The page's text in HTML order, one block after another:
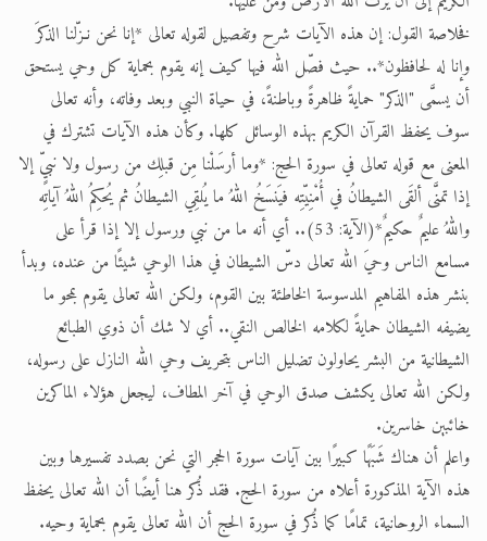
فخلاصة القول: إن هذه الآيات شرح وتفصيل لقوله تعالى *إنا نحن نـزّلنا الذكرَ
وإنا له لحافظون*.. حيث فصّل الله فيها كيف إنه يقوم بحماية كل وحي يستحق
أن يسمَّى "الذكر" حمايةً ظاهرةً وباطنةً، في حياة النبي وبعد وفاته، وأنه تعالى
سوف يحفظ القرآن الكريم بهذه الوسائل كلها. وكأن هذه الآيات تشترك في
المعنى مع قوله تعالى في سورة الحج: *وما أرسَلْنا مِن قبلِك من رسول ولا نبيٍّ إلا
إذا تمنَّى ألقَى الشيطانُ في أُمْنِيّتِه فيَنسَخُ اللهُ ما يُلقِي الشيطانُ ثم يُحكِمُ اللهُ آياتِه
واللهُ عليمٌ حكيمٌ*(الآية: 53).. أي أنه ما من نبي ورسول إلا إذا قرأ على
مسامع الناس وحيَ الله تعالى دسّ الشيطان في هذا الوحي شيئًا من عنده، وبدأ
بنشر هذه المفاهيم المدسوسة الخاطئة بين القوم، ولكن الله تعالى يقوم بمحو ما
يضيفه الشيطان حمايةً لكلامه الخالص النقي.. أي لا شك أن ذوي الطبائع
الشيطانية من البشر يحاولون تضليل الناس بتحريف وحي الله النازل على رسوله،
ولكن الله تعالى يكشف صدق الوحي في آخر المطاف، ليجعل هؤلاء الماكرين
خائبين خاسرين.
واعلم أن هناك شَبَهًا كبيرًا بين آيات سورة الحجر التي نحن بصدد تفسيرها وبين
هذه الآية المذكورة أعلاه من سورة الحج. فقد ذُكر هنا أيضًا أن الله تعالى يحفظ
السماء الروحانية، تمامًا كما ذُكر في سورة الحج أن الله تعالى يقوم بحماية وحيه.